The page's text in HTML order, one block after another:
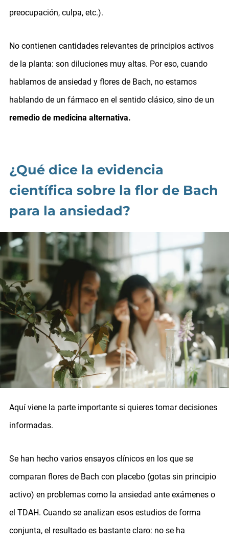
preocupación, culpa, etc.).
No contienen cantidades relevantes de principios activos
de la planta: son diluciones muy altas. Por eso, cuando
hablamos de ansiedad y flores de Bach, no estamos
hablando de un fármaco en el sentido clásico, sino de un
remedio de medicina alternativa.
¿Qué dice la evidencia
científica sobre la flor de Bach
para la ansiedad?
Aquí viene la parte importante si quieres tomar decisiones
informadas.
Se han hecho varios ensayos clínicos en los que se
comparan flores de Bach con placebo (gotas sin principio
activo) en problemas como la ansiedad ante exámenes o
el TDAH. Cuando se analizan esos estudios de forma
conjunta, el resultado es bastante claro: no se ha